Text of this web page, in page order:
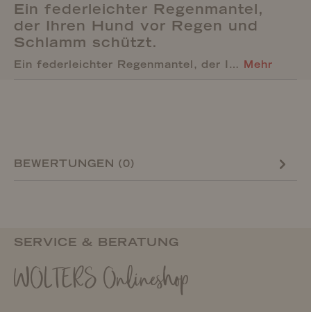
Ein federleichter Regenmantel,
der Ihren Hund vor Regen und
Schlamm schützt.
Ein federleichter Regenmantel, der I… Mehr
BEWERTUNGEN (0)
SERVICE & BERATUNG
WOLTERS Onlineshop